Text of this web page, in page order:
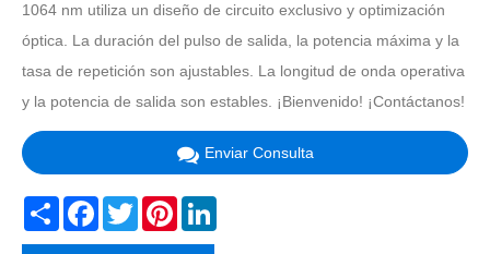
1064 nm utiliza un diseño de circuito exclusivo y optimización
óptica. La duración del pulso de salida, la potencia máxima y la
tasa de repetición son ajustables. La longitud de onda operativa
y la potencia de salida son estables. ¡Bienvenido! ¡Contáctanos!
Enviar Consulta
Share Facebook
TwitterPinterest